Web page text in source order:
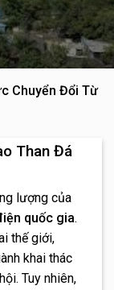
Chuyển Đổi Từ
Than Đá
lượng của
quốc gia.
thế giới,
khai thác
Tuy nhiên,